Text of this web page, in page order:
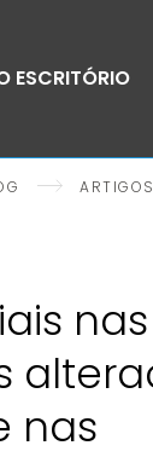
ESCRITÓRIO
ARTIGOS
nas
nas